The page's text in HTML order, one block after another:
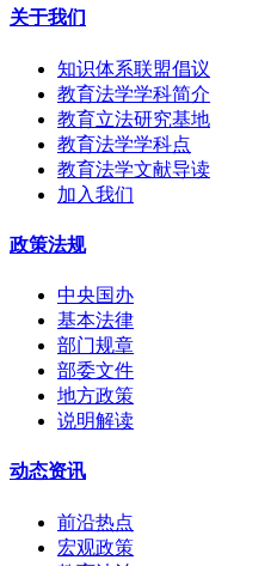
关于我们
知识体系联盟倡议
教育法学学科简介
教育立法研究基地
教育法学学科点
教育法学文献导读
加入我们
政策法规
中央国办
基本法律
部门规章
部委文件
地方政策
说明解读
动态资讯
前沿热点
宏观政策